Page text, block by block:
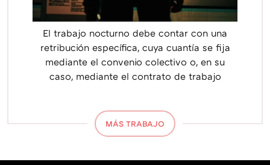
El trabajo nocturno debe contar con una
retribución específica, cuya cuantía se fija
mediante el convenio colectivo o, en su
caso, mediante el contrato de trabajo
MÁS TRABAJO